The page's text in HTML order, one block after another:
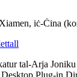
iċ-Ċina